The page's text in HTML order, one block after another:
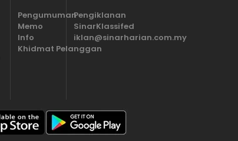
Pengumuman
Memo
Info
Khidmat Pelanggan
Pengiklanan
SinarKlassifed
iklan@sinarharian.com.my